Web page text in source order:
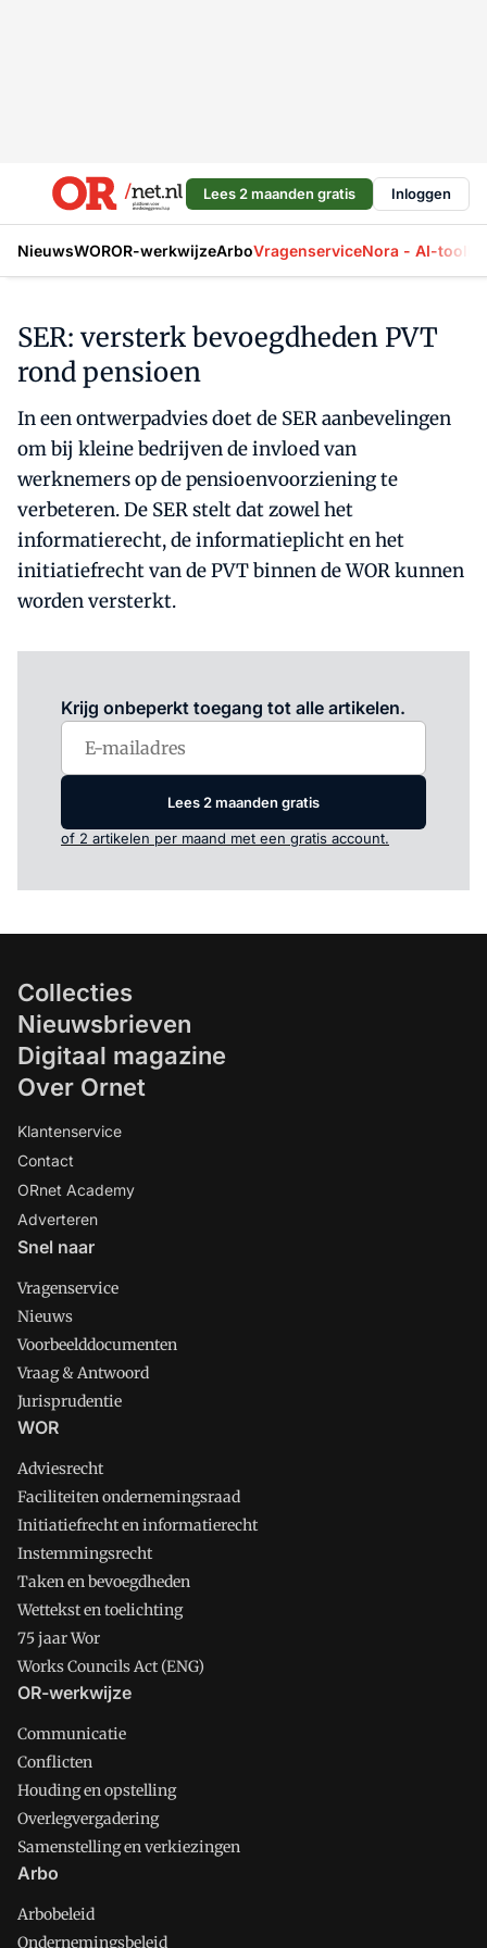
Lees 2 maanden gratis Inloggen
NieuwsWOROR-werkwijzeArboVragenserviceNora - AI-tool
SER: versterk bevoegdheden PVT
rond pensioen
In een ontwerpadvies doet de SER aanbevelingen
om bij kleine bedrijven de invloed van
werknemers op de pensioenvoorziening te
verbeteren. De SER stelt dat zowel het
informatierecht, de informatieplicht en het
initiatiefrecht van de PVT binnen de WOR kunnen
worden versterkt.
Krijg onbeperkt toegang tot alle artikelen.
Lees 2 maanden gratis
of 2 artikelen per maand met een gratis account.
Collecties
Nieuwsbrieven
Digitaal magazine
Over Ornet
Klantenservice
Contact
ORnet Academy
Adverteren
Snel naar
Vragenservice
Nieuws
Voorbeelddocumenten
Vraag & Antwoord
Jurisprudentie
WOR
Adviesrecht
Faciliteiten ondernemingsraad
Initiatiefrecht en informatierecht
Instemmingsrecht
Taken en bevoegdheden
Wettekst en toelichting
75 jaar Wor
Works Councils Act (ENG)
OR-werkwijze
Communicatie
Conflicten
Houding en opstelling
Overlegvergadering
Samenstelling en verkiezingen
Arbo
Arbobeleid
Ondernemingsbeleid